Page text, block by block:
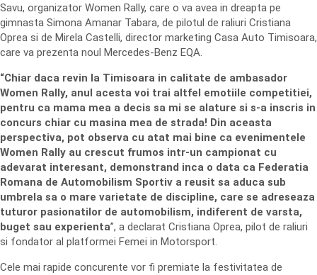
Savu, organizator Women Rally, care o va avea in dreapta pe
gimnasta Simona Amanar Tabara, de pilotul de raliuri Cristiana
Oprea si de Mirela Castelli, director marketing Casa Auto Timisoara,
care va prezenta noul Mercedes-Benz EQA.
“Chiar daca revin la Timisoara in calitate de ambasador
Women Rally, anul acesta voi trai altfel emotiile competitiei,
pentru ca mama mea a decis sa mi se alature si s-a inscris in
concurs chiar cu masina mea de strada! Din aceasta
perspectiva, pot observa cu atat mai bine ca evenimentele
Women Rally au crescut frumos intr-un campionat cu
adevarat interesant, demonstrand inca o data ca Federatia
Romana de Automobilism Sportiv a reusit sa aduca sub
umbrela sa o mare varietate de discipline, care se adreseaza
tuturor pasionatilor de automobilism, indiferent de varsta,
buget sau experienta”, a declarat Cristiana Oprea, pilot de raliuri
si fondator al platformei Femei in Motorsport.
Cele mai rapide concurente vor fi premiate la festivitatea de